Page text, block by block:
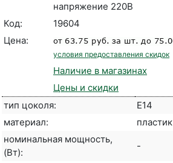
напряжение 220В
Код:
19604
Цена:
условия предоставления скидок
Наличие в магазинах
Цены и скидки
тип цоколя:
E14
материал:
пластик
номинальная мощность,
(Вт):
-